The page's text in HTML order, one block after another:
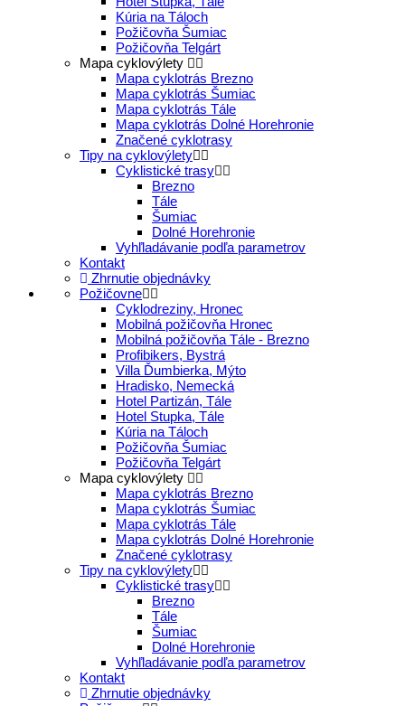
Kúria na Táloch
Požičovňa Šumiac
Požičovňa Telgárt
Mapa cyklovýlety
Mapa cyklotrás Brezno
Mapa cyklotrás Šumiac
Mapa cyklotrás Tále
Mapa cyklotrás Dolné Horehronie
Značené cyklotrasy
Tipy na cyklovýlety
Cyklistické trasy
Brezno
Tále
Šumiac
Dolné Horehronie
Vyhľladávanie podľa parametrov
Kontakt
Zhrnutie objednávky
Požičovne
Cyklodreziny, Hronec
Mobilná požičovňa Hronec
Mobilná požičovňa Tále - Brezno
Profibikers, Bystrá
Villa Ďumbierka, Mýto
Hradisko, Nemecká
Hotel Partizán, Tále
Hotel Stupka, Tále
Kúria na Táloch
Požičovňa Šumiac
Požičovňa Telgárt
Mapa cyklovýlety
Mapa cyklotrás Brezno
Mapa cyklotrás Šumiac
Mapa cyklotrás Tále
Mapa cyklotrás Dolné Horehronie
Značené cyklotrasy
Tipy na cyklovýlety
Cyklistické trasy
Brezno
Tále
Šumiac
Dolné Horehronie
Vyhľladávanie podľa parametrov
Kontakt
Zhrnutie objednávky